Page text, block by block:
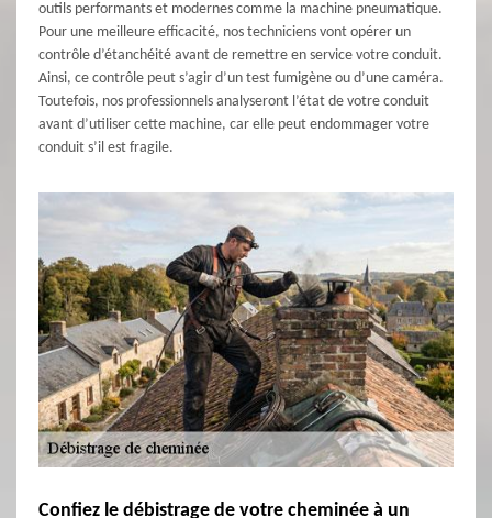
outils performants et modernes comme la machine pneumatique.
Pour une meilleure efficacité, nos techniciens vont opérer un
contrôle d’étanchéité avant de remettre en service votre conduit.
Ainsi, ce contrôle peut s’agir d’un test fumigène ou d’une caméra.
Toutefois, nos professionnels analyseront l’état de votre conduit
avant d’utiliser cette machine, car elle peut endommager votre
conduit s’il est fragile.
Confiez le débistrage de votre cheminée à un